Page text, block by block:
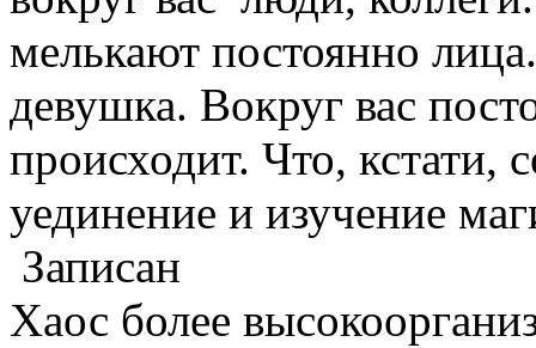
мелькают постоянно
девушка. Вокруг вас
происходит. Что, кстати,
уединение и изучение
Записан
Хаос более